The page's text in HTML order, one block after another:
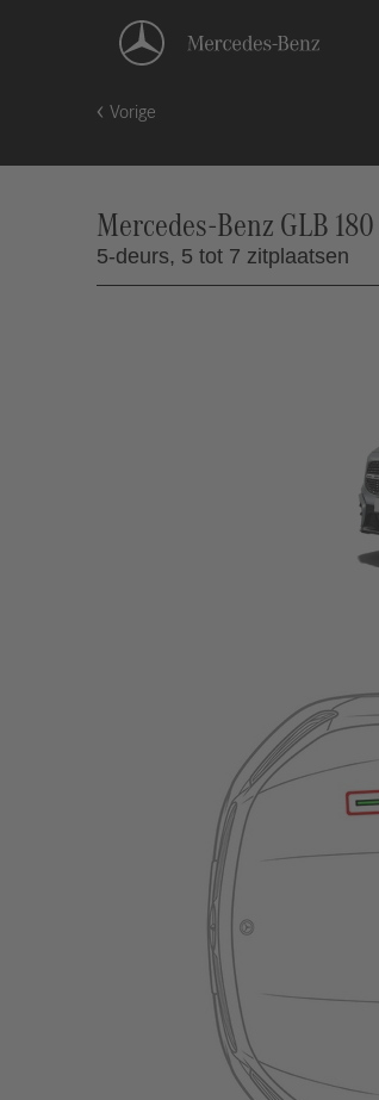
Vorige
Mercedes-Benz GLB
5-deurs, 5 tot 7 zitplaatsen